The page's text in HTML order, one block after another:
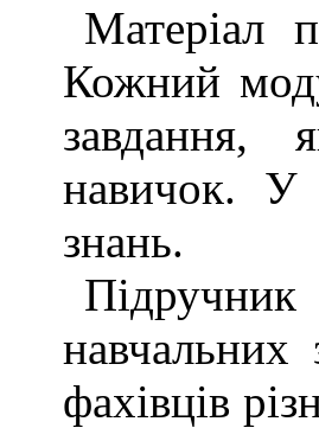
Матеріал
Кожний
завдання,
навичок. У
знань.
навчальних
фахівців